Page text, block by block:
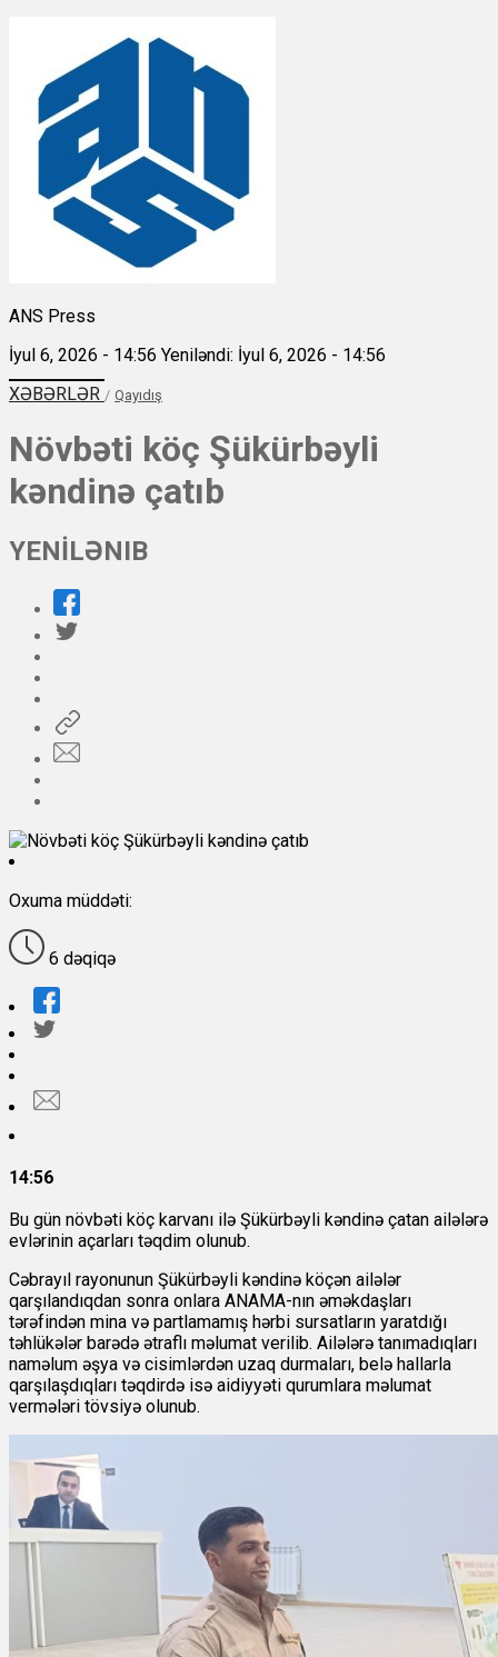
ANS Press
İyul 6, 2026 - 14:56 Yeniləndi: İyul 6, 2026 - 14:56
XƏBƏRLƏR / Qayıdış
Növbəti köç Şükürbəyli
kəndinə çatıb
YENİLƏNIB
Oxuma müddəti:
6 dəqiqə
14:56
Bu gün növbəti köç karvanı ilə Şükürbəyli kəndinə çatan ailələrə
evlərinin açarları təqdim olunub.
Cəbrayıl rayonunun Şükürbəyli kəndinə köçən ailələr
qarşılandıqdan sonra onlara ANAMA-nın əməkdaşları
tərəfindən mina və partlamamış hərbi sursatların yaratdığı
təhlükələr barədə ətraflı məlumat verilib. Ailələrə tanımadıqları
naməlum əşya və cisimlərdən uzaq durmaları, belə hallarla
qarşılaşdıqları təqdirdə isə aidiyyəti qurumlara məlumat
vermələri tövsiyə olunub.